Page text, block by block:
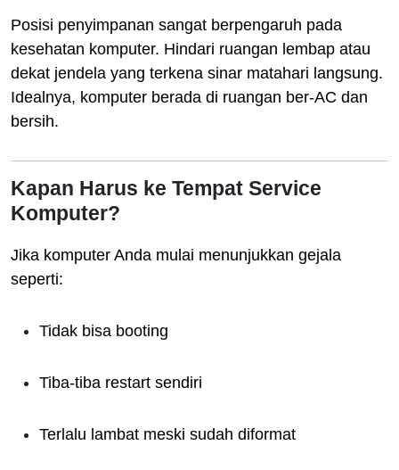
Posisi penyimpanan sangat berpengaruh pada
kesehatan komputer. Hindari ruangan lembap atau
dekat jendela yang terkena sinar matahari langsung.
Idealnya, komputer berada di ruangan ber-AC dan
bersih.
Kapan Harus ke Tempat Service
Komputer?
Jika komputer Anda mulai menunjukkan gejala
seperti:
Tidak bisa booting
Tiba-tiba restart sendiri
Terlalu lambat meski sudah diformat